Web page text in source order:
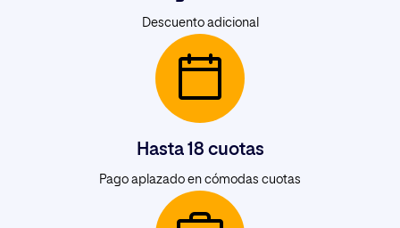
Descuento adicional
Hasta 18 cuotas
Pago aplazado en cómodas cuotas